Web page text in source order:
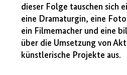
dieser Folge tauschen sich
eine Dramaturgin, eine
ein Filmemacher und eine
über die Umsetzung von
künstlerische Projekte aus.